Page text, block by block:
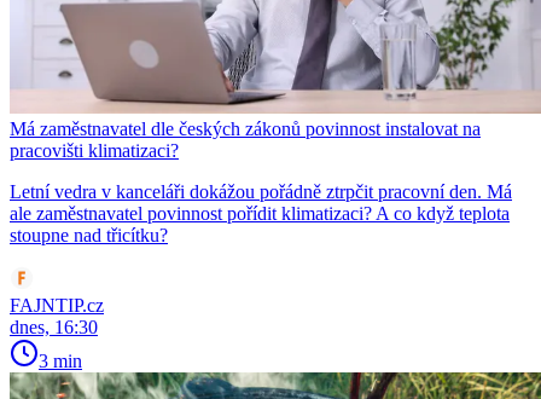
Má zaměstnavatel dle českých zákonů povinnost instalovat na
pracovišti klimatizaci?
Letní vedra v kanceláři dokážou pořádně ztrpčit pracovní den. Má
ale zaměstnavatel povinnost pořídit klimatizaci? A co když teplota
stoupne nad třicítku?
FAJNTIP.cz
dnes, 16:30
3 min